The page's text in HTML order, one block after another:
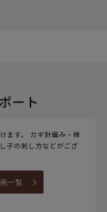
ート
ます。 カギ針編み・棒
子の刺し方などがござ
一覧